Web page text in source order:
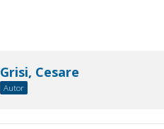
Grisi, Cesare
Autor